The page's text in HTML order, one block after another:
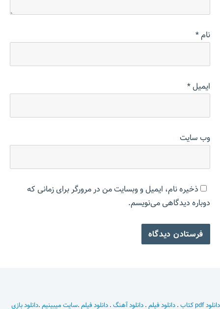
نام*
ایمیل*
وب‌ سایت
ذخیره نام، ایمیل و وبسایت من در مرورگر برای زمانی که
دوباره دیدگاهی می‌نویسم.
دانلود pdf کتاب .دانلود فیلم.دانلود آهنگ.دانلود فیلم.سایت میبینیم.دانلود بازی